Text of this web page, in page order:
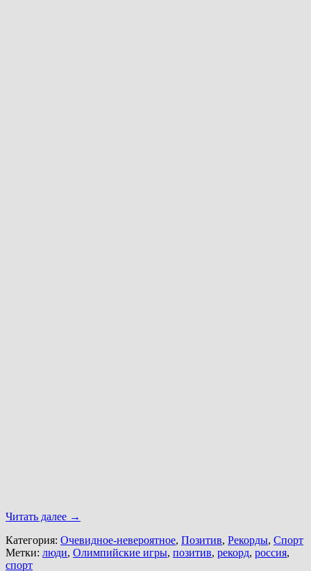
Читать далее →
Категория: Очевидное-невероятное, Позитив, Рекорды, Спорт
Метки: люди, Олимпийские игры, позитив, рекорд, россия,
спорт